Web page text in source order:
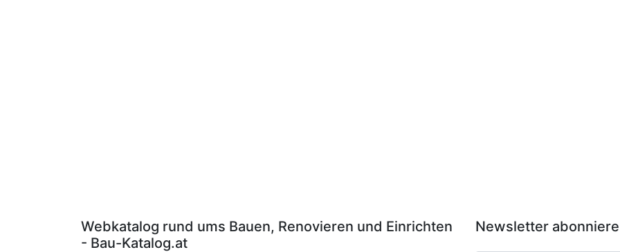
Webkatalog rund ums Bauen, Renovieren und Einrichten
- Bau-Katalog.at
Newsletter